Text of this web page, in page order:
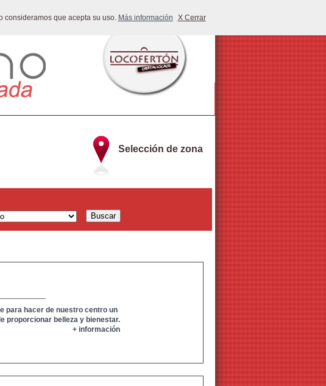
consideramos que acepta su uso. Más información X Cerrar
Selección de zona
para hacer de nuestro centro un
proporcionar belleza y bienestar.
+ información